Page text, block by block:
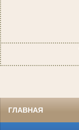
ГЛАВНАЯ